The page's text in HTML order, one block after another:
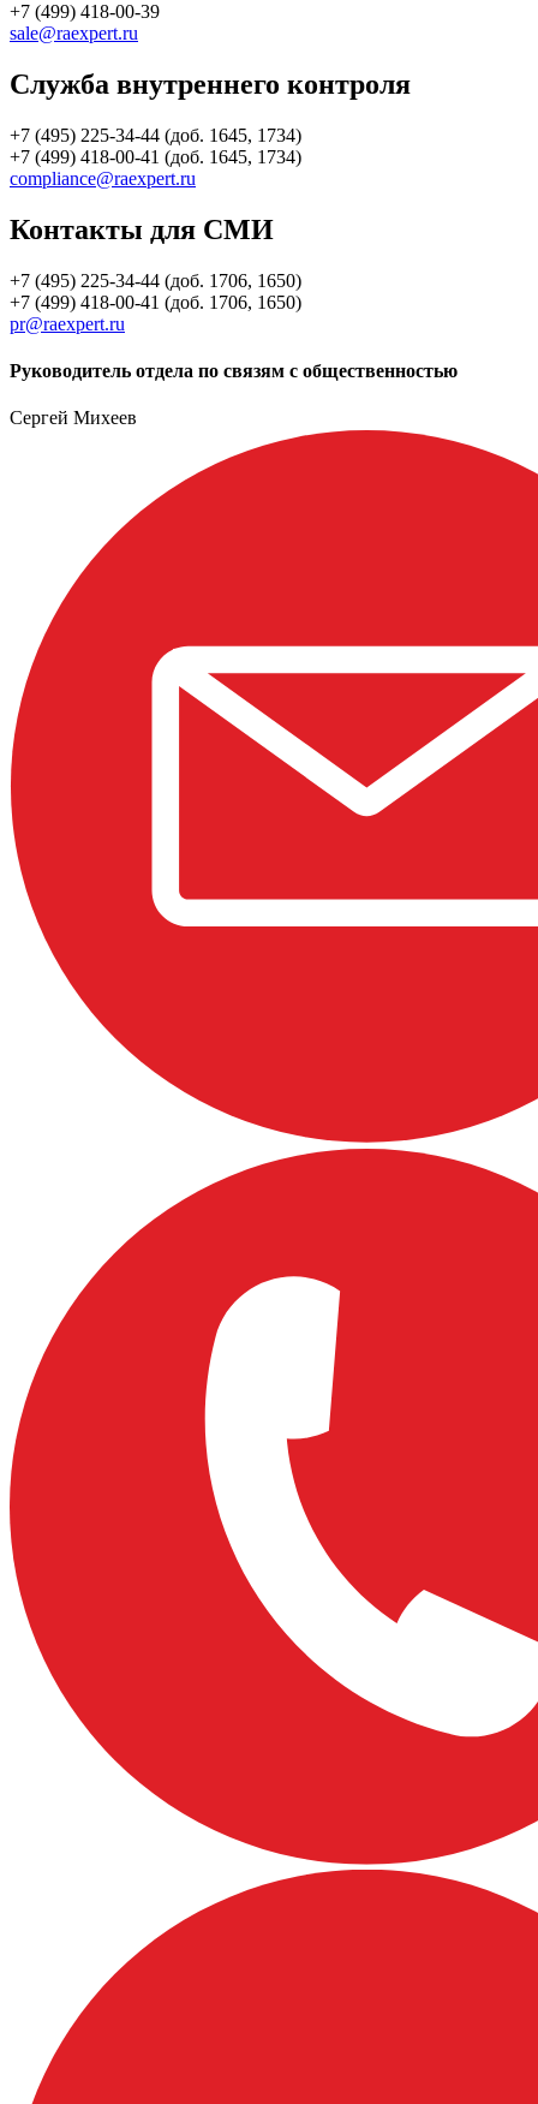
+7 (499) 418-00-39
sale@raexpert.ru
Служба внутреннего контроля
+7 (495) 225-34-44 (доб. 1645, 1734)
+7 (499) 418-00-41 (доб. 1645, 1734)
compliance@raexpert.ru
Контакты для СМИ
+7 (495) 225-34-44 (доб. 1706, 1650)
+7 (499) 418-00-41 (доб. 1706, 1650)
pr@raexpert.ru
Руководитель отдела по связям с общественностью
Сергей Михеев